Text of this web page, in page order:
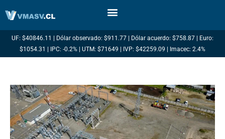
UF: $40846.11 | Dólar observado: $911.77 | Dólar acuerdo: $758.87 | Euro:
$1054.31 | IPC: -0.2% | UTM: $71649 | IVP: $42259.09 | Imacec: 2.4%